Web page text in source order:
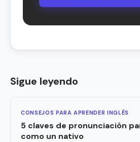
Sigue leyendo
CONSEJOS PARA APRENDER INGLÉS
5 claves de pronunciación
como un nativo